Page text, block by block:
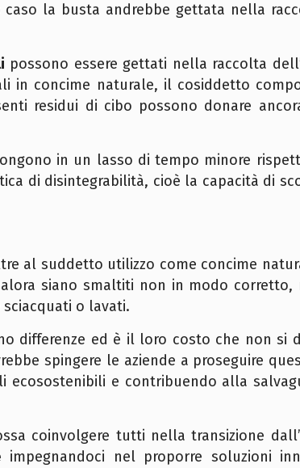
la busta andrebbe gettata nella
possono essere gettati nella raccolta
in concime naturale, il cosiddetto
residui di cibo possono donare
in un lasso di tempo minore
di disintegrabilità, cioè la capacità di
al suddetto utilizzo come concime
siano smaltiti non in modo corretto,
o lavati.
differenze ed è il loro costo che non si
spingere le aziende a proseguire
ecosostenibili e contribuendo alla
coinvolgere tutti nella transizione
impegnandoci nel proporre soluzioni